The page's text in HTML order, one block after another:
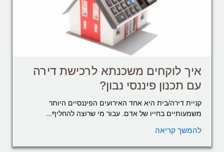
איך לוקחים משכנתא לרכישת דירה
עם תכנון פיננסי נבון?
קניית דירה/בית היא אחד האירועים הפיננסיים היותר
משמעותיים בחייו של אדם. עבור מי שרוצה להחליף...
להמשך קריאה